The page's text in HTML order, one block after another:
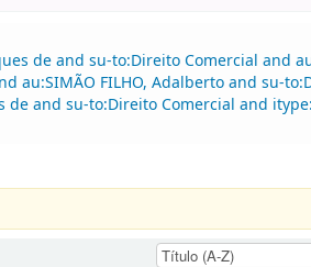
de and su-to:Direito Comercial and
au:SIMÃO FILHO, Adalberto and su-
de and su-to:Direito Comercial and